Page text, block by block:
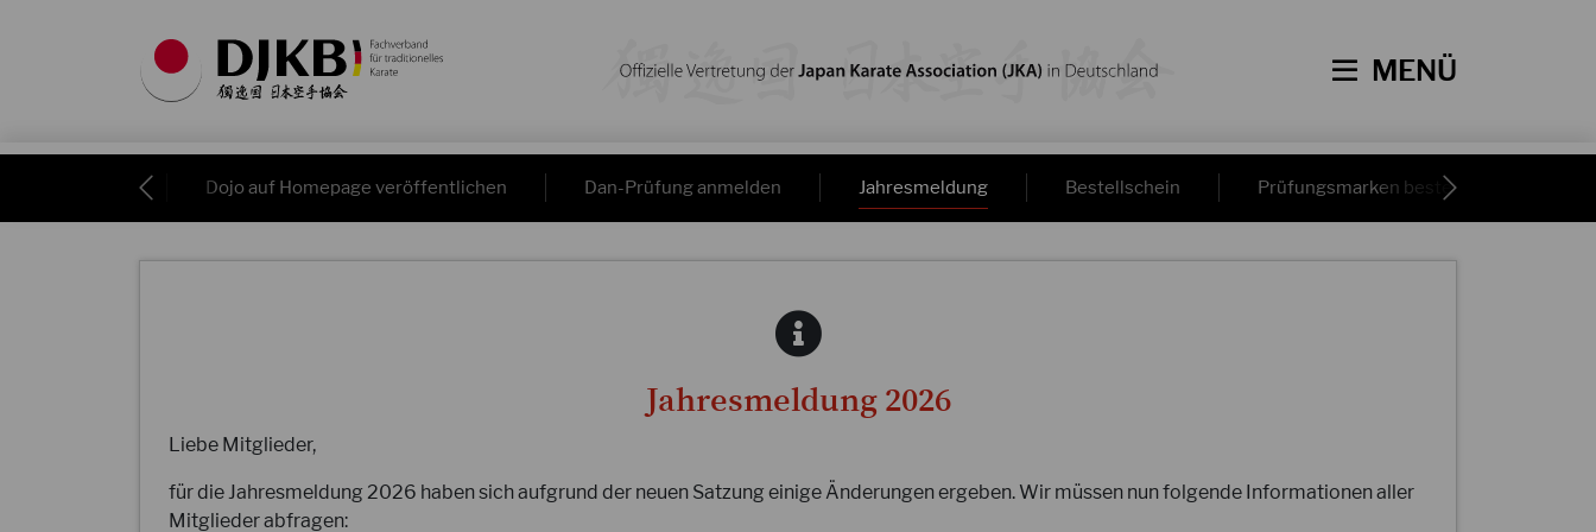
MENÜ
Dojo auf Homepage veröffentlichen Dan-Prüfung anmelden Jahresmeldung Bestellschein Prüfungsmarken bestellen
Jahresmeldung 2026
Liebe Mitglieder,
für die Jahresmeldung 2026 haben sich aufgrund der neuen Satzung einige Änderungen ergeben. Wir müssen nun folgende Informationen aller
Mitglieder abfragen: